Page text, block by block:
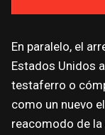
En paralelo, el
Estados Unidos
testaferro o
como un nuevo
reacomodo de